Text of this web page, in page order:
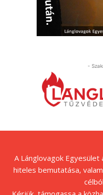
-
A Lánglovagok
hiteles bemutatása,